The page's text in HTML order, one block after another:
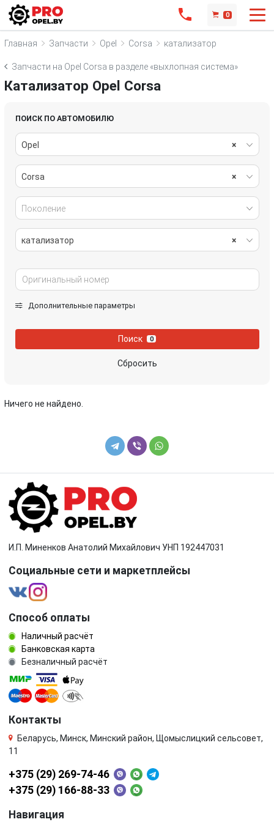
0
Главная Запчасти Opel Corsa катализатор
Запчасти на Opel Corsa в разделе «выхлопная система»
Катализатор Opel Corsa
ПОИСК ПО АВТОМОБИЛЮ
×
Opel
×
Corsa
Поколение
×
катализатор
Дополнительные параметры
Поиск 0
Сбросить
Ничего не найдено.
И.П. Миненков Анатолий Михайлович УНП 192447031
Социальные сети и маркетплейсы
Способ оплаты
Наличный расчёт
Банковская карта
Безналичный расчёт
Контакты
Беларусь, Минск, Минский район, Щомыслицкий сельсовет,
11
+375 (29) 269-74-46
+375 (29) 166-88-33
Навигация